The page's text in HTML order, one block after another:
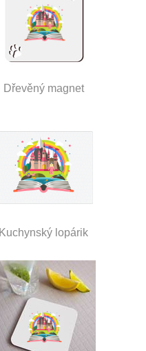
Dřevěný magnet
Kuchynský lopárik